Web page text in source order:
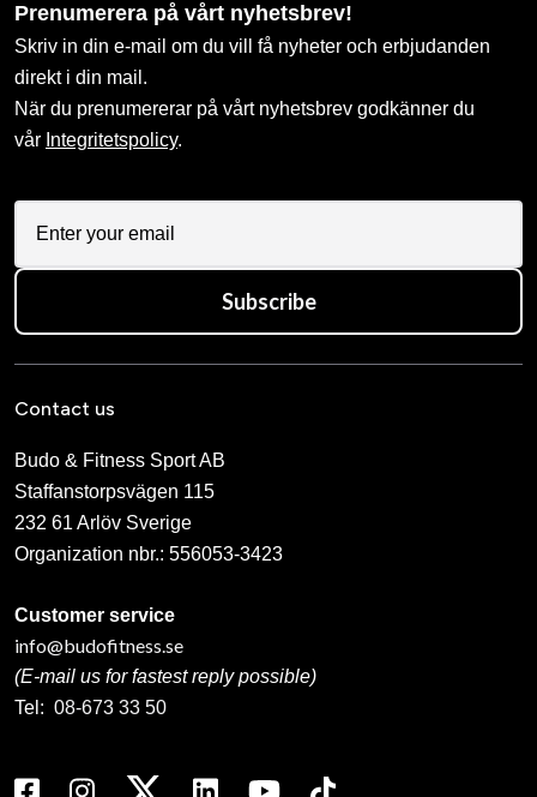
Prenumerera på vårt nyhetsbrev!
Skriv in din e-mail om du vill få nyheter och erbjudanden
direkt i din mail.
När du prenumererar på vårt nyhetsbrev godkänner du
vår Integritetspolicy.
Subscribe
Contact us
Budo & Fitness Sport AB
Staffanstorpsvägen 115
232 61 Arlöv Sverige
Organization nbr.: 556053-3423
Customer service
info@budofitness.se
(E-mail us for fastest reply possible)
Tel: 08-673 33 50